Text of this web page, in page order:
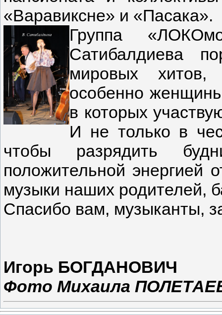
«Варавиксне» и «Пасака».
Группа
Сатибалдиева
мировых хитов,
особенно
в которых
И не только в
чтобы разрядить
положительной энергией
музыки наших родителей,
Спасибо вам, музыканты,
Игорь БОГДАНОВИЧ
Фото Михаила